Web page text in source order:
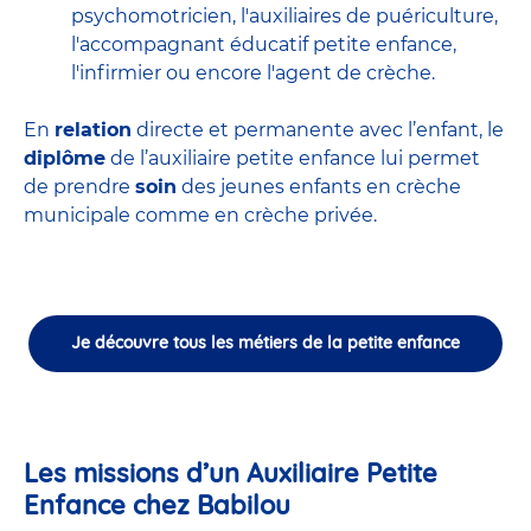
psychomotricien, l'auxiliaires de puériculture,
l'accompagnant éducatif petite enfance,
l'infirmier ou encore l'agent de crèche.
En relation directe et permanente avec l’enfant, le
diplôme de l’auxiliaire petite enfance lui permet
de prendre soin des jeunes enfants en crèche
municipale comme en crèche privée.
Je découvre tous les métiers de la petite enfance
Les missions d’un Auxiliaire Petite
Enfance chez Babilou